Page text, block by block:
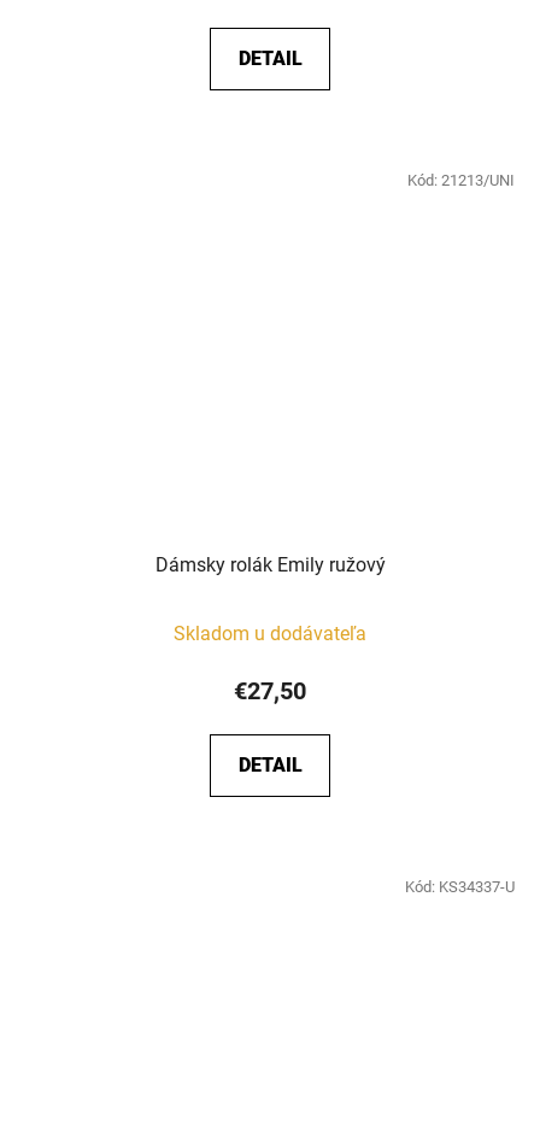
DETAIL
Dámsky rolák Emily ružový
Skladom u dodávateľa
€27,50
DETAIL
Kód: 21213/UNI
Kód: KS34337-U